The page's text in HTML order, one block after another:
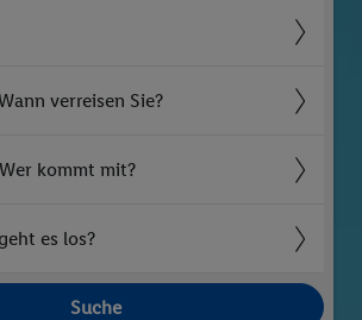
verreisen Sie?
Wer kommt mit?
es los?
Suche